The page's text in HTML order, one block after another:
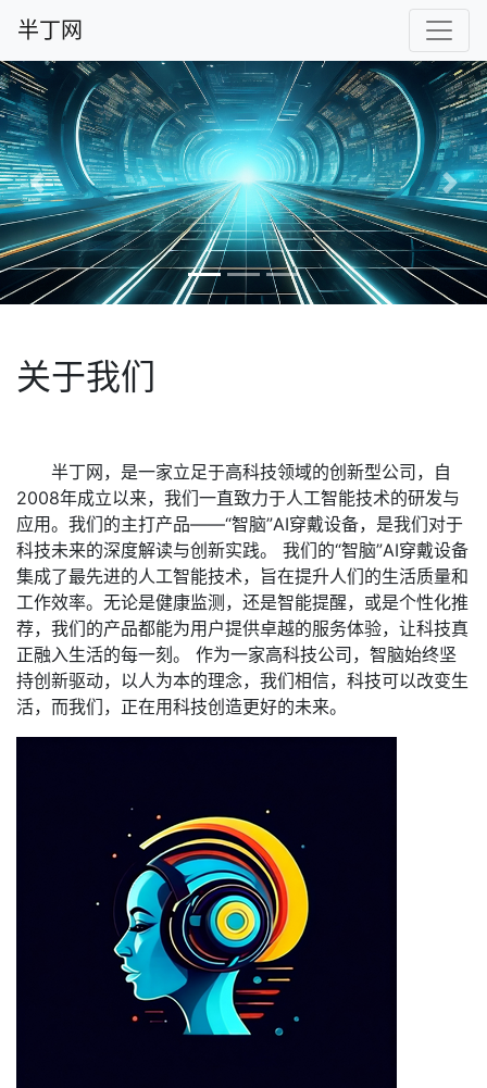
半丁网
Previous
关于我们
半丁网，是一家立足于高科技领域的创新型公司，自
2008年成立以来，我们一直致力于人工智能技术的研发与
应用。我们的主打产品——“智脑”AI穿戴设备，是我们对于
科技未来的深度解读与创新实践。 我们的“智脑”AI穿戴设备
集成了最先进的人工智能技术，旨在提升人们的生活质量和
工作效率。无论是健康监测，还是智能提醒，或是个性化推
荐，我们的产品都能为用户提供卓越的服务体验，让科技真
正融入生活的每一刻。 作为一家高科技公司，智脑始终坚
持创新驱动，以人为本的理念，我们相信，科技可以改变生
活，而我们，正在用科技创造更好的未来。